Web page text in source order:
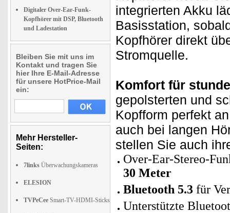
Digitaler Over-Ear-Funk-
Kopfhörer mit DSP, Bluetooth
und Ladestation
Bleiben Sie mit uns im
Kontakt und tragen Sie
hier Ihre E-Mail-Adresse
für unsere HotPrice-Mail
ein:
Mehr Hersteller-
Seiten:
7links Überwachungskameras
ELESION
TVPeCee Smart-TV-HDMI-Sticks
integrierten Akku
Basisstation,
Kopfhörer direkt
Stromquelle.
Komfort für
gepolsterten und
Kopfform perfekt
auch bei langen
stellen Sie auch
Over-Ear-Stereo-
30 Meter
Bluetooth 5.3 für
Unterstützte